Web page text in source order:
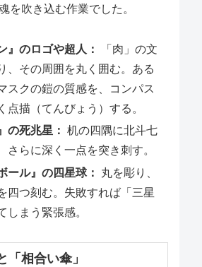
を吹き込む作業でした。
』のロゴや超人：
「肉」の文
、その周囲を丸く囲む。ある
スクの鎧の質感を、コンパス
点描（てんびょう）する。
の死兆星： 机の四隅に北斗七
さらに深く一点を突き刺す。
ール』の四星球：
丸を彫り、
四つ刻む。失敗すれば「三星
しまう緊張感。
「相合い傘」